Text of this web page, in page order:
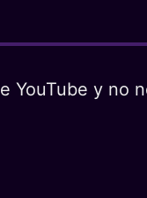
YouTube y no